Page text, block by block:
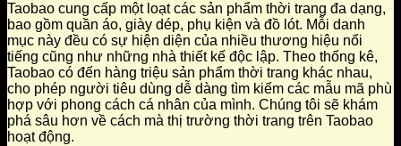
Taobao cung cấp một loạt các sản phẩm thời trang đa dạng,
bao gồm quần áo, giày dép, phụ kiện và đồ lót. Mỗi danh
mục này đều có sự hiện diện của nhiều thương hiệu nổi
tiếng cũng như những nhà thiết kế độc lập. Theo thống kê,
Taobao có đến hàng triệu sản phẩm thời trang khác nhau,
cho phép người tiêu dùng dễ dàng tìm kiếm các mẫu mã phù
hợp với phong cách cá nhân của mình. Chúng tôi sẽ khám
phá sâu hơn về cách mà thị trường thời trang trên Taobao
hoạt động.